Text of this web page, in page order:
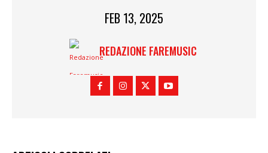
FEB 13, 2025
REDAZIONE FAREMUSIC